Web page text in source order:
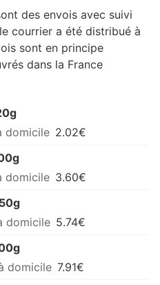
des envois avec suivi
courrier a été distribué à
sont en principe
dans la France
2.02€
3.60€
5.74€
7.91€